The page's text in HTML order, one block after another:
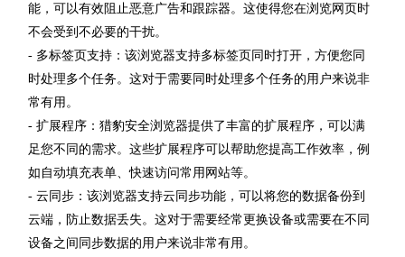
能，可以有效阻止恶意广告和跟踪器。这使得您在浏览网页时
不会受到不必要的干扰。
- 多标签页支持：该浏览器支持多标签页同时打开，方便您同
时处理多个任务。这对于需要同时处理多个任务的用户来说非
常有用。
- 扩展程序：猎豹安全浏览器提供了丰富的扩展程序，可以满
足您不同的需求。这些扩展程序可以帮助您提高工作效率，例
如自动填充表单、快速访问常用网站等。
- 云同步：该浏览器支持云同步功能，可以将您的数据备份到
云端，防止数据丢失。这对于需要经常更换设备或需要在不同
设备之间同步数据的用户来说非常有用。